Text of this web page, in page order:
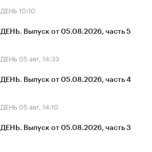
ДЕНЬ 10:10
ДЕНЬ. Выпуск от 05.08.2026, часть 5
ДЕНЬ 05 авг, 14:33
ДЕНЬ. Выпуск от 05.08.2026, часть 4
ДЕНЬ 05 авг, 14:10
ДЕНЬ. Выпуск от 05.08.2026, часть 3